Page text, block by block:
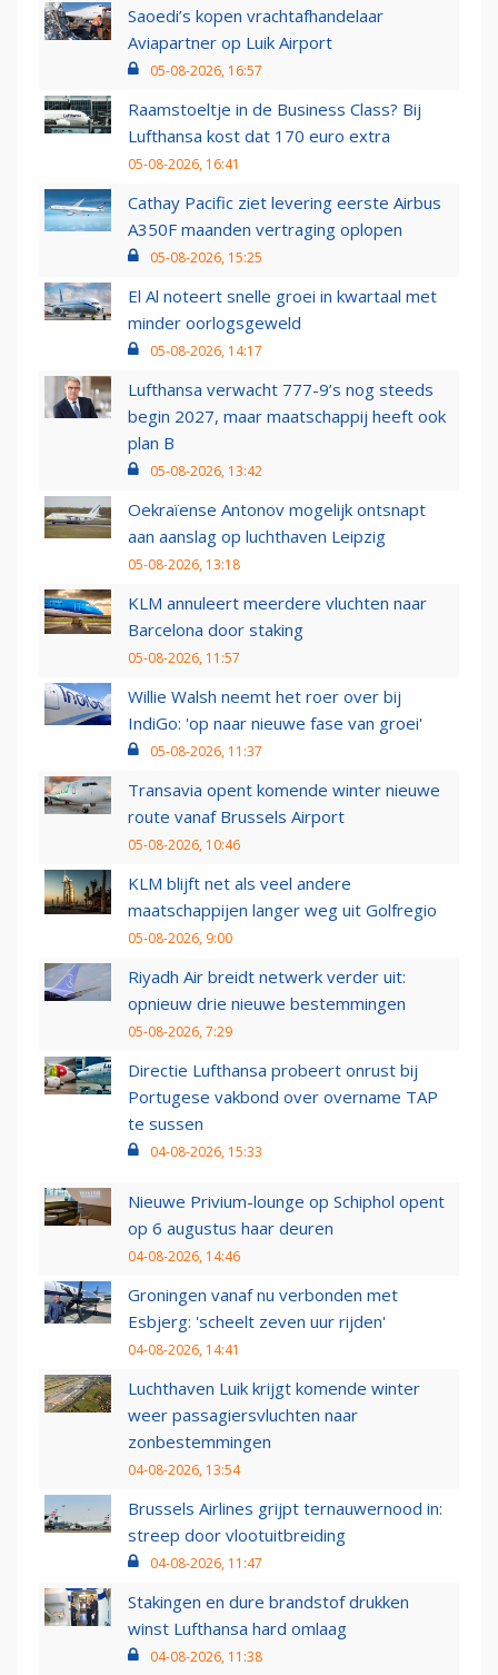
Saoedi’s kopen vrachtafhandelaar
Aviapartner op Luik Airport
05-08-2026, 16:57
Raamstoeltje in de Business Class? Bij
Lufthansa kost dat 170 euro extra
05-08-2026, 16:41
Cathay Pacific ziet levering eerste Airbus
A350F maanden vertraging oplopen
05-08-2026, 15:25
El Al noteert snelle groei in kwartaal met
minder oorlogsgeweld
05-08-2026, 14:17
Lufthansa verwacht 777-9’s nog steeds
begin 2027, maar maatschappij heeft ook
plan B
05-08-2026, 13:42
Oekraïense Antonov mogelijk ontsnapt
aan aanslag op luchthaven Leipzig
05-08-2026, 13:18
KLM annuleert meerdere vluchten naar
Barcelona door staking
05-08-2026, 11:57
Willie Walsh neemt het roer over bij
IndiGo: 'op naar nieuwe fase van groei'
05-08-2026, 11:37
Transavia opent komende winter nieuwe
route vanaf Brussels Airport
05-08-2026, 10:46
KLM blijft net als veel andere
maatschappijen langer weg uit Golfregio
05-08-2026, 9:00
Riyadh Air breidt netwerk verder uit:
opnieuw drie nieuwe bestemmingen
05-08-2026, 7:29
Directie Lufthansa probeert onrust bij
Portugese vakbond over overname TAP
te sussen
04-08-2026, 15:33
Nieuwe Privium-lounge op Schiphol opent
op 6 augustus haar deuren
04-08-2026, 14:46
Groningen vanaf nu verbonden met
Esbjerg: 'scheelt zeven uur rijden'
04-08-2026, 14:41
Luchthaven Luik krijgt komende winter
weer passagiersvluchten naar
zonbestemmingen
04-08-2026, 13:54
Brussels Airlines grijpt ternauwernood in:
streep door vlootuitbreiding
04-08-2026, 11:47
Stakingen en dure brandstof drukken
winst Lufthansa hard omlaag
04-08-2026, 11:38